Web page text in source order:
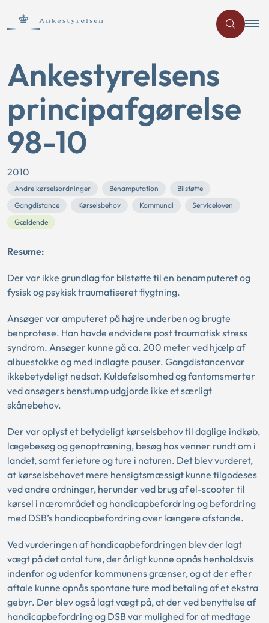
Ankestyrelsens
principafgørelse
98-10
2010
Andre kørselsordninger Benamputation
Bilstøtte
Gangdistance
Kørselsbehov Kommunal
Serviceloven
Gældende
Resume:
Der var ikke grundlag for bilstøtte til en benamputeret og
fysisk og psykisk traumatiseret flygtning.
Ansøger var amputeret på højre underben og brugte
benprotese. Han havde endvidere post traumatisk stress
syndrom. Ansøger kunne gå ca. 200 meter ved hjælp af
albuestokke og med indlagte pauser. Gangdistancenvar
ikkebetydeligt nedsat. Kuldefølsomhed og fantomsmerter
ved ansøgers benstump udgjorde ikke et særligt
skånebehov.
Der var oplyst et betydeligt kørselsbehov til daglige indkøb,
lægebesøg og genoptræning, besøg hos venner rundt om i
landet, samt ferieture og ture i naturen. Det blev vurderet,
at kørselsbehovet mere hensigtsmæssigt kunne tilgodeses
ved andre ordninger, herunder ved brug af el-scooter til
kørsel i nærområdet og handicapbefordring og befordring
med DSB’s handicapbefordring over længere afstande.
Ved vurderingen af handicapbefordringen blev der lagt
vægt på det antal ture, der årligt kunne opnås henholdsvis
indenfor og udenfor kommunens grænser, og at der efter
aftale kunne opnås spontane ture mod betaling af et ekstra
gebyr. Der blev også lagt vægt på, at der ved benyttelse af
handicapbefordring og DSB var mulighed for at medtage